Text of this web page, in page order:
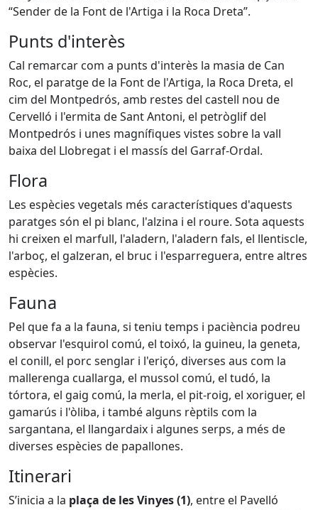
“Sender de la Font de l'Artiga i la Roca Dreta”.
Punts d'interès
Cal remarcar com a punts d'interès la masia de Can
Roc, el paratge de la Font de l'Artiga, la Roca Dreta, el
cim del Montpedrós, amb restes del castell nou de
Cervelló i l'ermita de Sant Antoni, el petròglif del
Montpedrós i unes magnífiques vistes sobre la vall
baixa del Llobregat i el massís del Garraf-Ordal.
Flora
Les espècies vegetals més característiques d'aquests
paratges són el pi blanc, l'alzina i el roure. Sota aquests
hi creixen el marfull, l'aladern, l'aladern fals, el llentiscle,
l'arboç, el galzeran, el bruc i l'esparreguera, entre altres
espècies.
Fauna
Pel que fa a la fauna, si teniu temps i paciència podreu
observar l'esquirol comú, el toixó, la guineu, la geneta,
el conill, el porc senglar i l'eriçó, diverses aus com la
mallerenga cuallarga, el mussol comú, el tudó, la
tórtora, el gaig comú, la merla, el pit-roig, el xoriguer, el
gamarús i l'òliba, i també alguns rèptils com la
sargantana, el llangardaix i algunes serps, a més de
diverses espècies de papallones.
Itinerari
S’inicia a la plaça de les Vinyes (1), entre el Pavelló